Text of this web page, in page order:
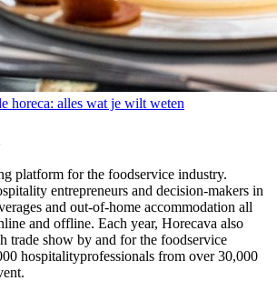
horeca: alles wat je wilt weten
platform for the foodservice industry.
entrepreneurs and decision-makers in
and out-of-home accommodation all
and offline. Each year, Horecava also
trade show by and for the foodservice
hospitalityprofessionals from over 30,000